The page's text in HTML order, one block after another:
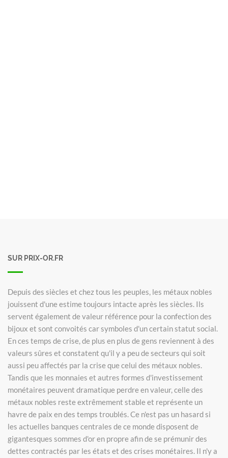
SUR PRIX-OR.FR
Depuis des siècles et chez tous les peuples, les métaux nobles
jouissent d'une estime toujours intacte après les siècles. Ils
servent également de valeur référence pour la confection des
bijoux et sont convoités car symboles d'un certain statut social.
En ces temps de crise, de plus en plus de gens reviennent à des
valeurs sûres et constatent qu'il y a peu de secteurs qui soit
aussi peu affectés par la crise que celui des métaux nobles.
Tandis que les monnaies et autres formes d'investissement
monétaires peuvent dramatique perdre en valeur, celle des
métaux nobles reste extrêmement stable et représente un
havre de paix en des temps troublés. Ce n'est pas un hasard si
les actuelles banques centrales de ce monde disposent de
gigantesques sommes d'or en propre afin de se prémunir des
dettes contractés par les états et des crises monétaires. Il n'y a